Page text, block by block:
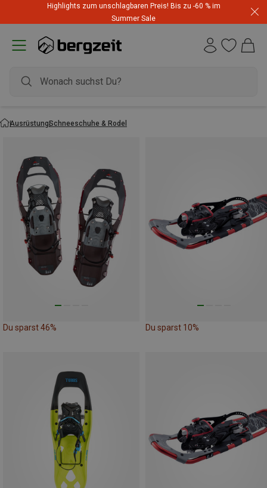
Highlights zum unschlagbaren Preis! Bis zu -60 % im
Summer Sale
AusrüstungSchneeschuhe & Rodel
Du sparst 46% Du sparst 10%